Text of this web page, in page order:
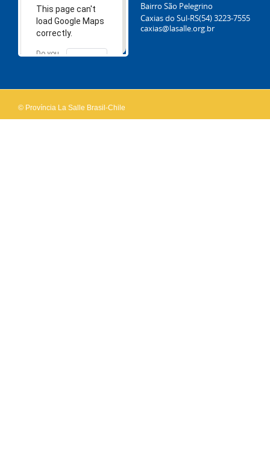
This page can't
load Google Maps
correctly.
Do you
OK
Bairro São Pelegrino
Caxias do Sul-RS(54) 3223-7555
caxias@lasalle.org.br
© Província La Salle Brasil-Chile